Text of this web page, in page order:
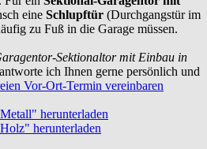
eine Schlupftür (Durchgangstür im
zu Fuß in die Garage müssen.
Sektionaltor mit Einbau in
ich Ihnen gerne persönlich und
Vor-Ort-Termin vereinbaren
herunterladen
herunterladen